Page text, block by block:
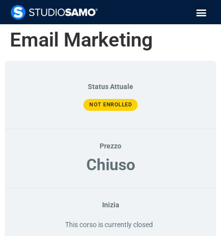
Email Marketing
Status Attuale
NOT ENROLLED
Prezzo
Chiuso
Inizia
This corso is currently closed